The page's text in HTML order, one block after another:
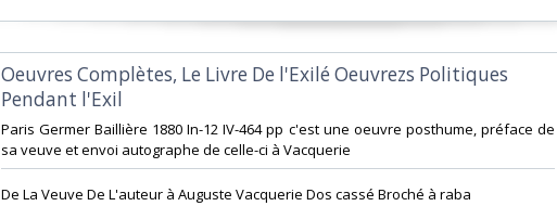
‎Oeuvres Complètes, Le Livre De l'Exilé Oeuvrezs Politiques
Pendant l'Exil‎
‎Paris Germer Baillière 1880 In-12 IV-464 pp c'est une oeuvre posthume, préface de
sa veuve et envoi autographe de celle-ci à Vacquerie‎
‎De La Veuve De L'auteur à Auguste Vacquerie Dos cassé Broché à raba‎